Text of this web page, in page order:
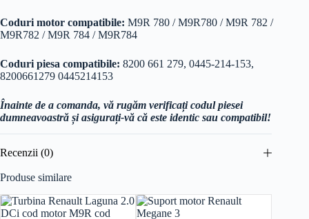
Coduri motor compatibile: M9R 780 / M9R780 / M9R 782 /
M9R782 / M9R 784 / M9R784
Coduri piesa compatibile: 8200 661 279, 0445-214-153,
8200661279 0445214153
Înainte de a comanda, vă rugăm verificați codul piesei
dumneavoastră și asigurați-vă că este identic sau compatibil!
Recenzii (0)
Produse similare